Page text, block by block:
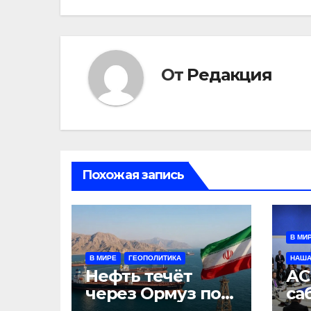
От Редакция
Похожая запись
В МИРЕ ГЕОПОЛИТИКА
Нефть течёт
через Ормуз по
В